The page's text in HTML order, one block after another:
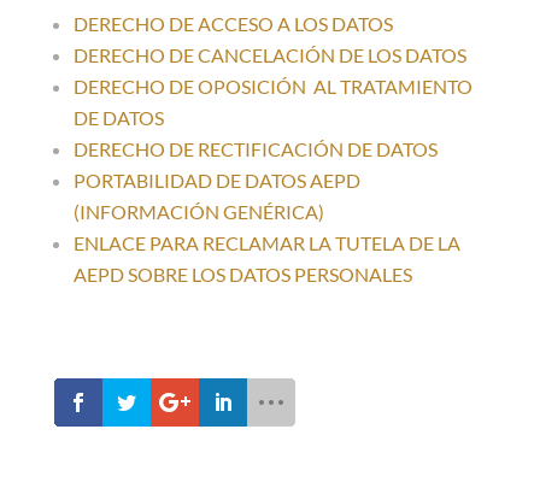
DERECHO DE ACCESO A LOS DATOS
DERECHO DE CANCELACIÓN DE LOS DATOS
DERECHO DE OPOSICIÓN AL TRATAMIENTO
DE DATOS
DERECHO DE RECTIFICACIÓN DE DATOS
PORTABILIDAD DE DATOS AEPD
(INFORMACIÓN GENÉRICA)
ENLACE PARA RECLAMAR LA TUTELA DE LA
AEPD SOBRE LOS DATOS PERSONALES